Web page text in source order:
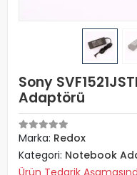
Sony
Adaptörü
Marka: Redox
Kategori: Notebook
Ürün Tedarik